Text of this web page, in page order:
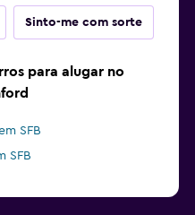
Sinto-me com sorte
para alugar no
SFB
SFB